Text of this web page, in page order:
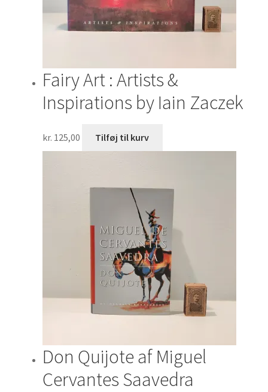
Fairy Art : Artists &
Inspirations by Iain Zaczek
kr. 125,00 Tilføj til kurv
Don Quijote af Miguel
Cervantes Saavedra